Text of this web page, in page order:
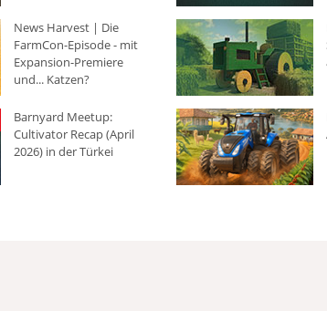
News Harvest | Die
FarmCon-Episode - mit
Expansion-Premiere
und... Katzen?
Barnyard Meetup:
Cultivator Recap (April
2026) in der Türkei